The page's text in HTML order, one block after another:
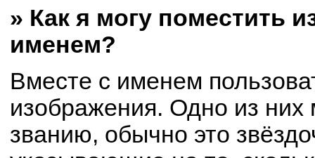
» Как я могу поместить
именем?
Вместе с именем
изображения. Одно из них
званию, обычно это